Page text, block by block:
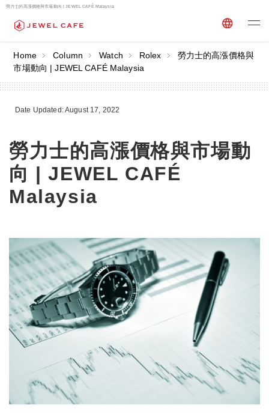
勞力士的高漲價格與市場動向 | JEWEL CAFÉ Malaysia
Home Column Watch Rolex
勞力士的高漲價格與
市場動向 | JEWEL CAFÉ Malaysia
Date Updated: August 17, 2022
勞力士的高漲價格與市場動
向 | JEWEL CAFÉ
Malaysia